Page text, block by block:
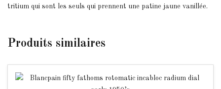
tritium qui sont les seuls qui prennent une patine jaune vanillée.
Produits similaires